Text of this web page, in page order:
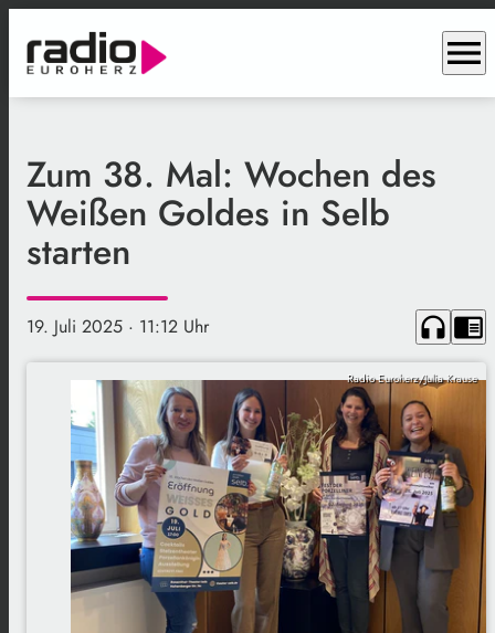
menu
Zum 38. Mal: Wochen des
Weißen Goldes in Selb
starten
19. Juli 2025 · 11:12 Uhr headphones chrome_reader_mode
Radio Euroherz/Julia Krause